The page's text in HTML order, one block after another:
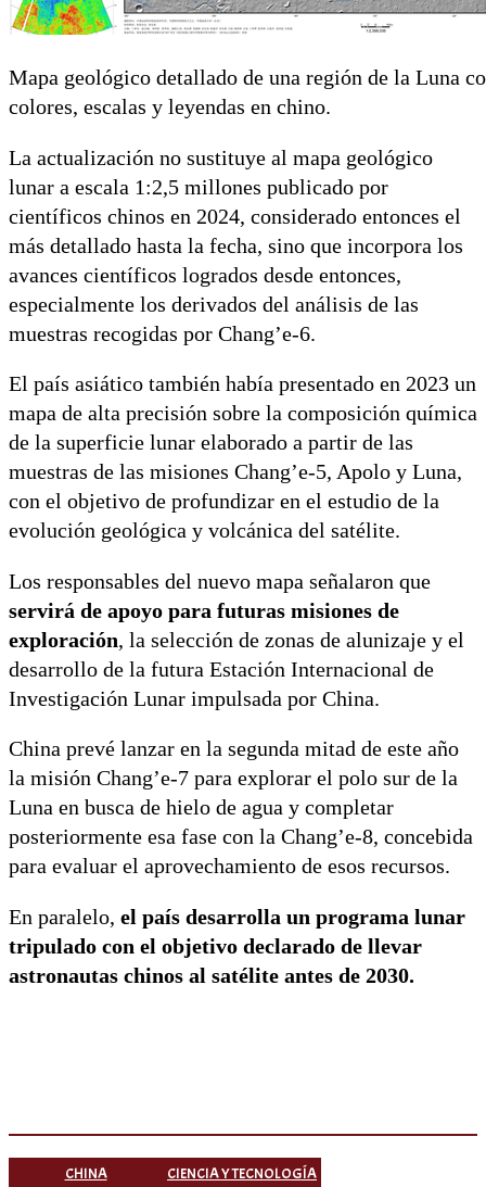
Mapa geológico detallado de una región de la Luna
colores, escalas y leyendas en chino.
La actualización no sustituye al mapa geológico
lunar a escala 1:2,5 millones publicado por
científicos chinos en 2024, considerado entonces el
más detallado hasta la fecha, sino que incorpora los
avances científicos logrados desde entonces,
especialmente los derivados del análisis de las
muestras recogidas por Chang’e-6.
El país asiático también había presentado en 2023 un
mapa de alta precisión sobre la composición química
de la superficie lunar elaborado a partir de las
muestras de las misiones Chang’e-5, Apolo y Luna,
con el objetivo de profundizar en el estudio de la
evolución geológica y volcánica del satélite.
Los responsables del nuevo mapa señalaron que
servirá de apoyo para futuras misiones de
exploración, la selección de zonas de alunizaje y el
desarrollo de la futura Estación Internacional de
Investigación Lunar impulsada por China.
China prevé lanzar en la segunda mitad de este año
la misión Chang’e-7 para explorar el polo sur de la
Luna en busca de hielo de agua y completar
posteriormente esa fase con la Chang’e-8, concebida
para evaluar el aprovechamiento de esos recursos.
En paralelo, el país desarrolla un programa lunar
tripulado con el objetivo declarado de llevar
astronautas chinos al satélite antes de 2030.
CHINA CIENCIA Y TECNOLOGÍA